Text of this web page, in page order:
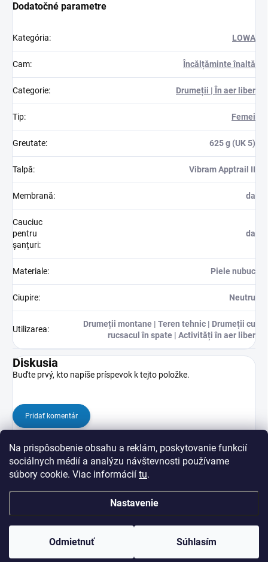
Na prispôsobenie obsahu a reklám, poskytovanie funkcií
sociálnych médií a analýzu návštevnosti používame
súbory cookie. Viac informácií tu.
Nastavenie
Odmietnuť Súhlasím
Dodatočné parametre
Kategória: LOWA
Cam: Încălțăminte înaltă
Categorie: Drumeții | În aer liber
Tip: Femei
Greutate: 625 g (UK 5)
Talpă: Vibram Apptrail II
Membrană: da
Cauciuc
pentru
șanțuri:
da
Materiale: Piele nubuc
Ciupire: Neutru
Utilizarea:
Drumeții montane | Teren tehnic | Drumeții cu
rucsacul în spate | Activități în aer liber
Diskusia
Buďte prvý, kto napíše príspevok k tejto položke.
Pridať komentár
Vytvoril Shoptet
Copyright 2026veredasport.ro. Všetky práva vyhradené.Upraviť nastavenie